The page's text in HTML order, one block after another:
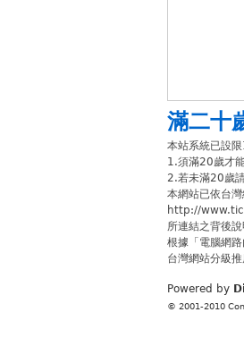
滿二十
本站系統已設
1.須滿20歲才
2.若未滿20歲請
本網站已依台
http://
所連結之背後說
根據「電腦網
台灣網站分級
Powered by
© 2001-2010